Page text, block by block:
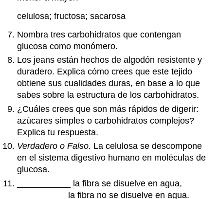
celulosa; fructosa; sacarosa
Nombra tres carbohidratos que contengan
glucosa como monómero.
Los jeans están hechos de algodón resistente y
duradero. Explica cómo crees que este tejido
obtiene sus cualidades duras, en base a lo que
sabes sobre la estructura de los carbohidratos.
¿Cuáles crees que son más rápidos de digerir:
azúcares simples o carbohidratos complejos?
Explica tu respuesta.
Verdadero o Falso. La celulosa se descompone
en el sistema digestivo humano en moléculas de
glucosa.
___________ la fibra se disuelve en agua,
__________ la fibra no se disuelve en agua.